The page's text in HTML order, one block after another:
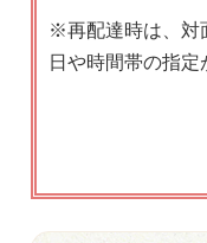
※再配達時は、対
日や時間帯の指定